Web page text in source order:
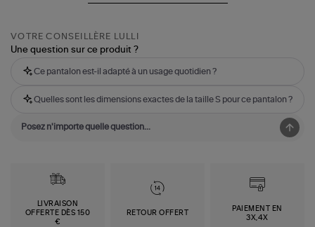
VOTRE CONSEILLÈRE LULLI
Une question sur ce produit ?
Ce pantalon est-il adapté à un usage quotidien ?
Quelles sont les dimensions exactes de la taille S pour ce pantalon ?
LIVRAISON
OFFERTE DÈS 150
€
RETOUR OFFERT
PAIEMENT EN
3X,4X